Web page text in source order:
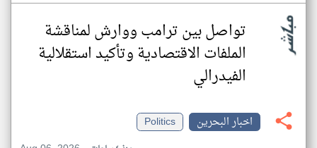
تواصل بين ترامب ووارش لمناقشة
الملفات الاقتصادية وتأكيد استقلالية
الفيدرالي
اخبار البحرين
Politics